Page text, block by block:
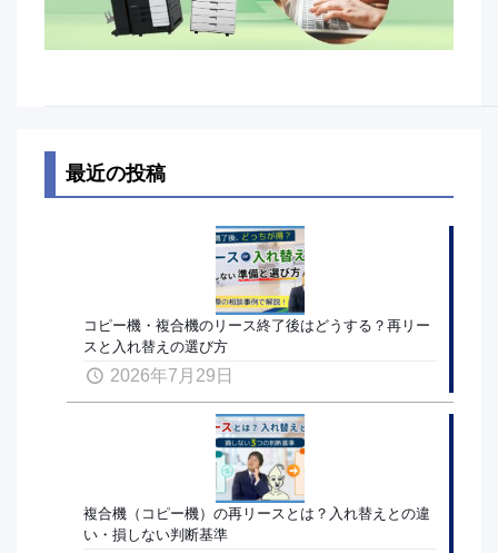
最近の投稿
コピー機・複合機のリース終了後はどうする？再リー
スと入れ替えの選び方
2026年7月29日
複合機（コピー機）の再リースとは？入れ替えとの違
い・損しない判断基準